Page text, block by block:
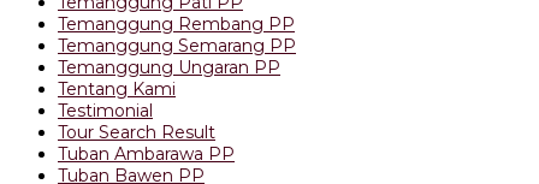
Temanggung Rembang PP
Temanggung Semarang PP
Temanggung Ungaran PP
Tentang Kami
Testimonial
Tour Search Result
Tuban Ambarawa PP
Tuban Bawen PP